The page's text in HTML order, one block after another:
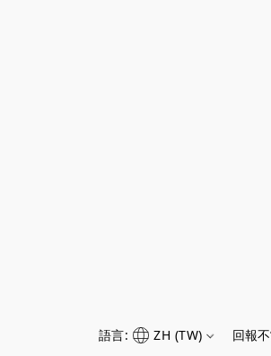
語言: ZH (TW) 回報